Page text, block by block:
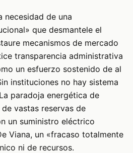
necesidad de una
que desmantele el
mecanismos de mercado
transparencia administrativa
un esfuerzo sostenido de al
instituciones no hay sistema
paradoja energética de
vastas reservas de
un suministro eléctrico
Viana, un «fracaso totalmente
ni de recursos.